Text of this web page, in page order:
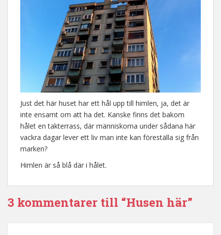
Just det här huset har ett hål upp till himlen, ja, det är
inte ensamt om att ha det. Kanske finns det bakom
hålet en takterrass, där människorna under sådana här
vackra dagar lever ett liv man inte kan föreställa sig från
marken?
Himlen är så blå där i hålet.
3 kommentarer till “Husen här”